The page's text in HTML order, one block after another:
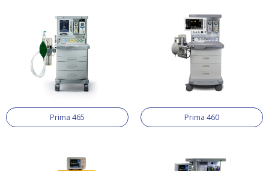
Prima 465 Prima 460